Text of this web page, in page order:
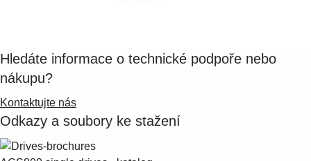
Hledáte informace o technické podpoře nebo
nákupu?
Kontaktujte nás
Odkazy a soubory ke stažení